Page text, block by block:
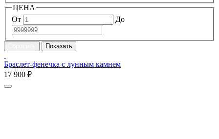
ЦЕНА
От
До
Браслет-фенечка с лунным камнем
17 900 ₽